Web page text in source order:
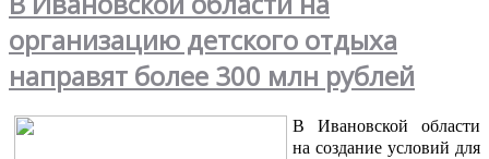
организацию детского отдыха
направят более 300 млн рублей
В Ивановской области
на создание условий для